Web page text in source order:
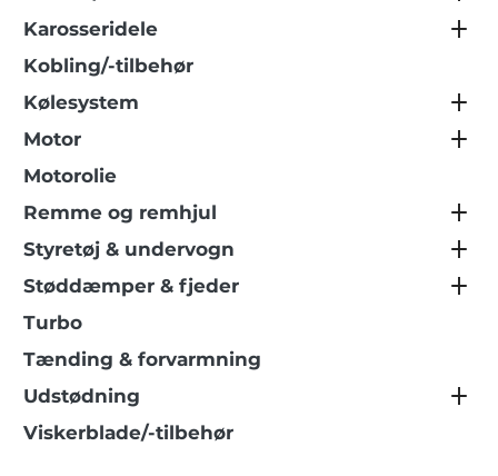
Karosseridele
Kobling/-tilbehør
Kølesystem
Motor
Motorolie
Remme og remhjul
Styretøj & undervogn
Støddæmper & fjeder
Turbo
Tænding & forvarmning
Udstødning
Viskerblade/-tilbehør